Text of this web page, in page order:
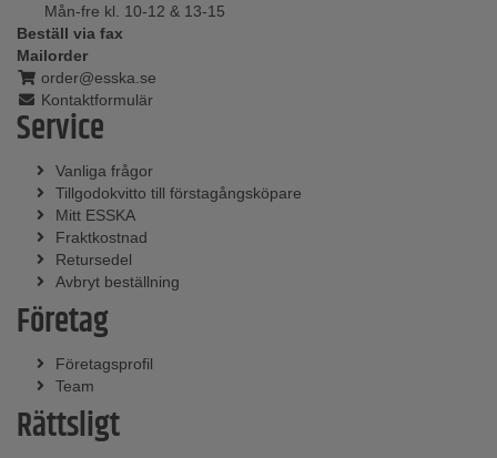
Mån-fre kl. 10-12 & 13-15
Beställ via fax
Mailorder
order@esska.se
Kontaktformulär
Service
Vanliga frågor
Tillgodokvitto till förstagångsköpare
Mitt ESSKA
Fraktkostnad
Retursedel
Avbryt beställning
Företag
Företagsprofil
Team
Rättsligt